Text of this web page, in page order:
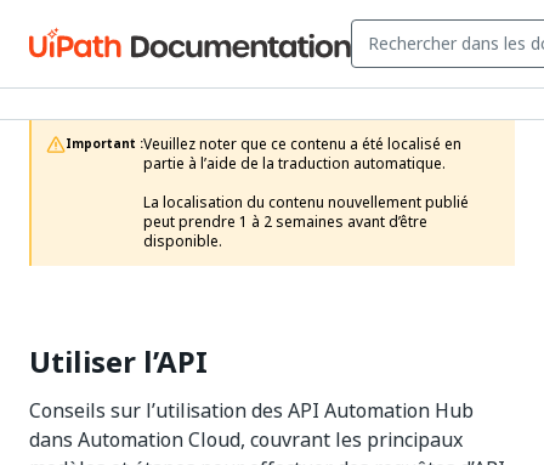
Important :Veuillez noter que ce contenu a été localisé en
partie à l’aide de la traduction automatique.
La localisation du contenu nouvellement publié
peut prendre 1 à 2 semaines avant d’être
disponible.
Utiliser l’API
Conseils sur l’utilisation des API Automation Hub
dans Automation Cloud, couvrant les principaux